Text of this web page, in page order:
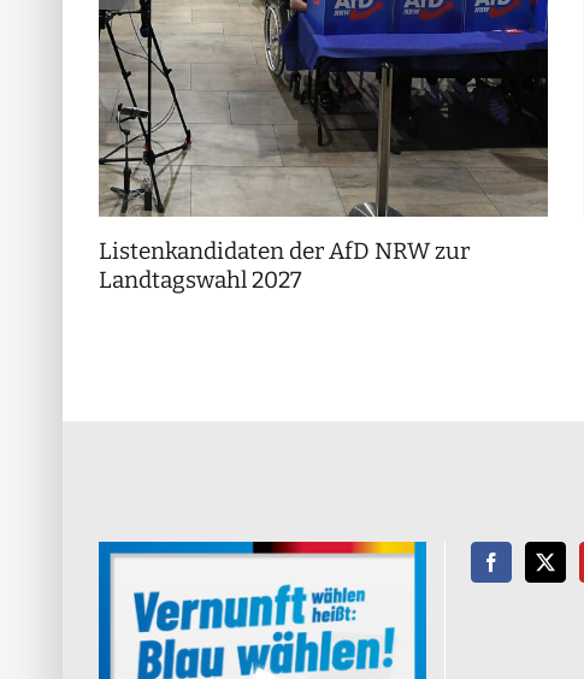
Listenkandidaten der AfD NRW zur
Landtagswahl 2027